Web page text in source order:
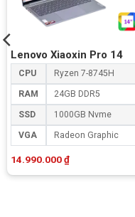
Lenovo Xiaoxin Pro 14
CPU Ryzen 7-8745H
RAM 24GB DDR5
SSD 1000GB Nvme
VGA Radeon Graphic
14.990.000₫